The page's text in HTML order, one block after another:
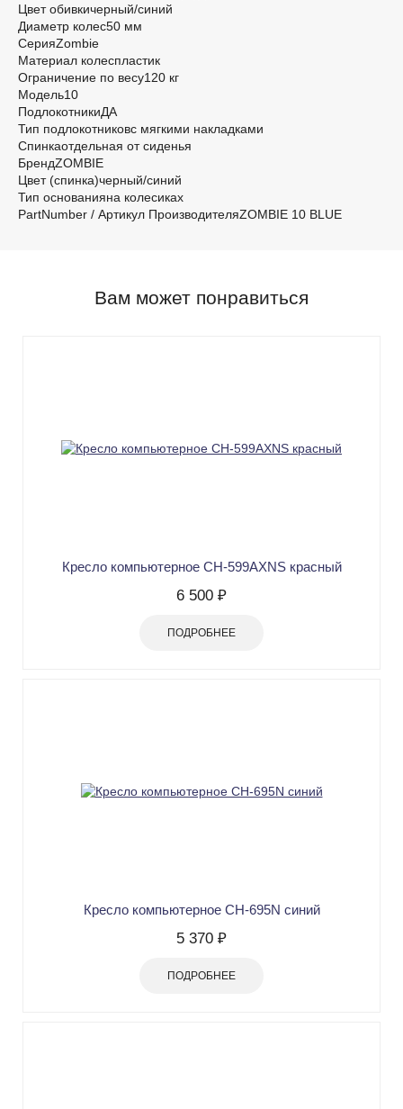
Цвет обивкичерный/синий
Диаметр колес50 мм
СерияZombie
Материал колеспластик
Ограничение по весу120 кг
Модель10
ПодлокотникиДА
Тип подлокотниковс мягкими накладками
Спинкаотдельная от сиденья
БрендZOMBIE
Цвет (спинка)черный/синий
Тип основанияна колесиках
PartNumber / Артикул ПроизводителяZOMBIE 10 BLUE
Вам может понравиться
Кресло компьютерное СН-599AXNS красный
6 500 ₽
ПОДРОБНЕЕ
Кресло компьютерное СН-695N синий
5 370 ₽
ПОДРОБНЕЕ